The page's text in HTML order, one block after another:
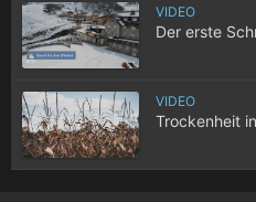
VIDEO
Der erste
VIDEO
Trockenheit